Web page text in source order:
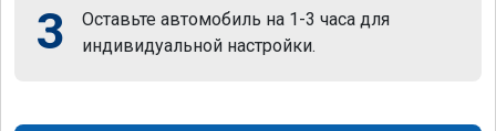
3
Оставьте автомобиль на 1-3 часа для
индивидуальной настройки.